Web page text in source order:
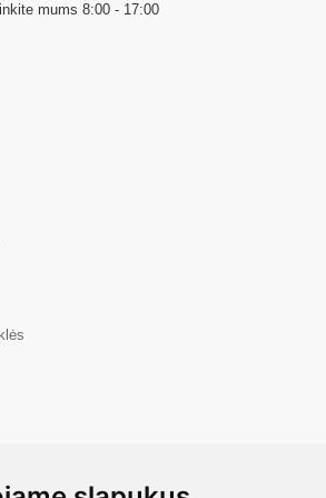
mums 8:00 - 17:00